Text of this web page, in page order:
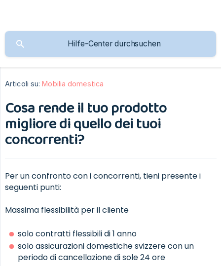
Articoli su: Mobilia domestica
Cosa rende il tuo prodotto
migliore di quello dei tuoi
concorrenti?
Per un confronto con i concorrenti, tieni presente i
seguenti punti:
Massima flessibilità per il cliente
solo contratti flessibili di 1 anno
solo assicurazioni domestiche svizzere con un
periodo di cancellazione di sole 24 ore